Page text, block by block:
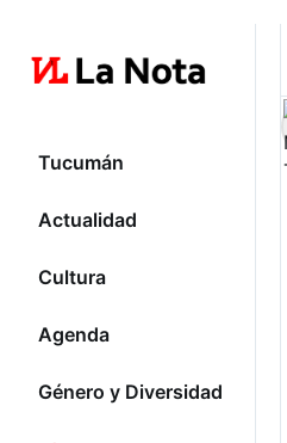
Tucumán
Actualidad
Cultura
Agenda
Género y Diversidad